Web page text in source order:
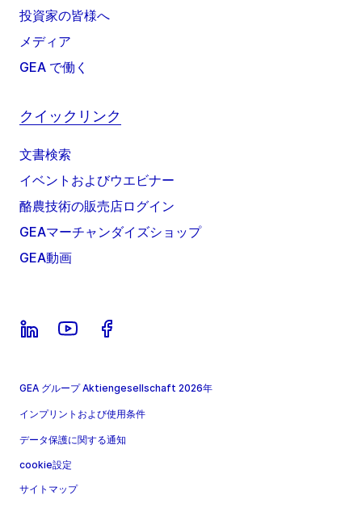
投資家の皆様へ
メディア
GEA で働く
クイックリンク
文書検索
イベントおよびウエビナー
酪農技術の販売店ログイン
GEAマーチャンダイズショップ
GEA動画
GEA グループ Aktiengesellschaft 2026年
インプリントおよび使用条件
データ保護に関する通知
cookie設定
サイトマップ